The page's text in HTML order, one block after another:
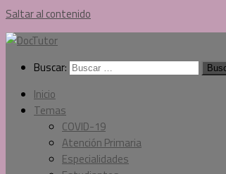
Saltar al contenido
Buscar:
Inicio
Temas
COVID-19
Atención Primaria
Especialidades